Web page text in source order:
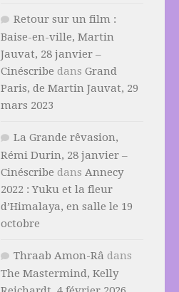
Retour sur un film :
Baise-en-ville, Martin
Jauvat, 28 janvier –
Cinéscribe dans Grand
Paris, de Martin Jauvat, 29
mars 2023
La Grande rêvasion,
Rémi Durin, 28 janvier –
Cinéscribe dans Annecy
2022 : Yuku et la fleur
d’Himalaya, en salle le 19
octobre
Thraab Amon-Râ dans
The Mastermind, Kelly